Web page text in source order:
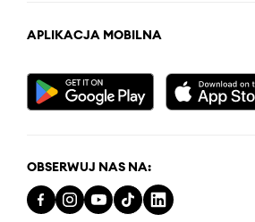
APLIKACJA MOBILNA
OBSERWUJ NAS NA: